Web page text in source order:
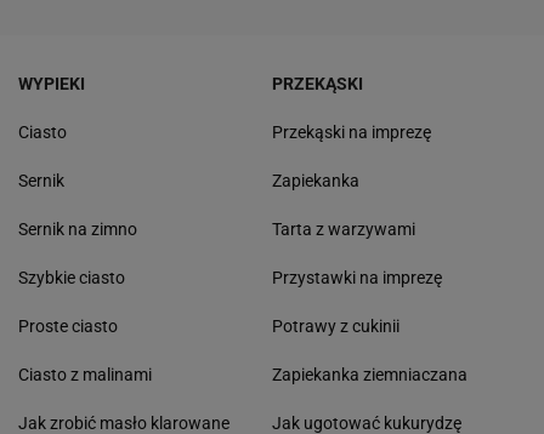
WYPIEKI
Ciasto
Sernik
Sernik na zimno
Szybkie ciasto
Proste ciasto
Ciasto z malinami
Jak zrobić masło klarowane
PRZEKĄSKI
Przekąski na imprezę
Zapiekanka
Tarta z warzywami
Przystawki na imprezę
Potrawy z cukinii
Zapiekanka ziemniaczana
Jak ugotować kukurydzę